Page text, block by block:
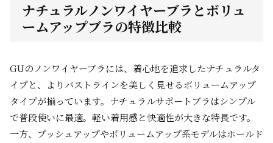
ナチュラルノンワイヤーブラとボリュ
ームアップブラの特徴比較
GUのノンワイヤーブラには、着心地を追求したナチュラルタ
イプと、よりバストラインを美しく見せるボリュームアップ
タイプが揃っています。ナチュラルサポートブラはシンプル
で普段使いに最適。軽い着用感と快適性が大きな特長です。
一方、プッシュアップやボリュームアップ系モデルはホールド